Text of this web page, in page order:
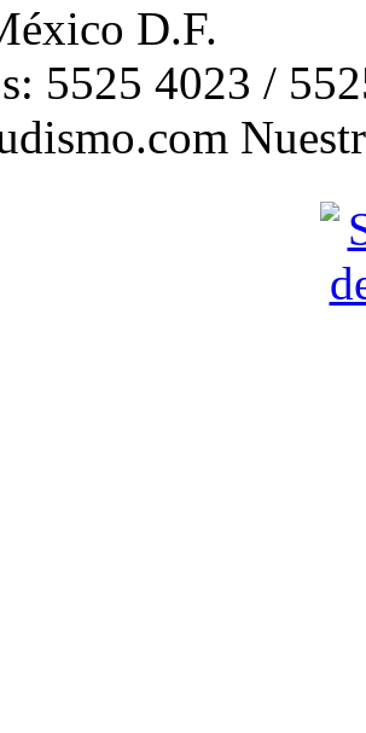
D.F.
5525 4023 /